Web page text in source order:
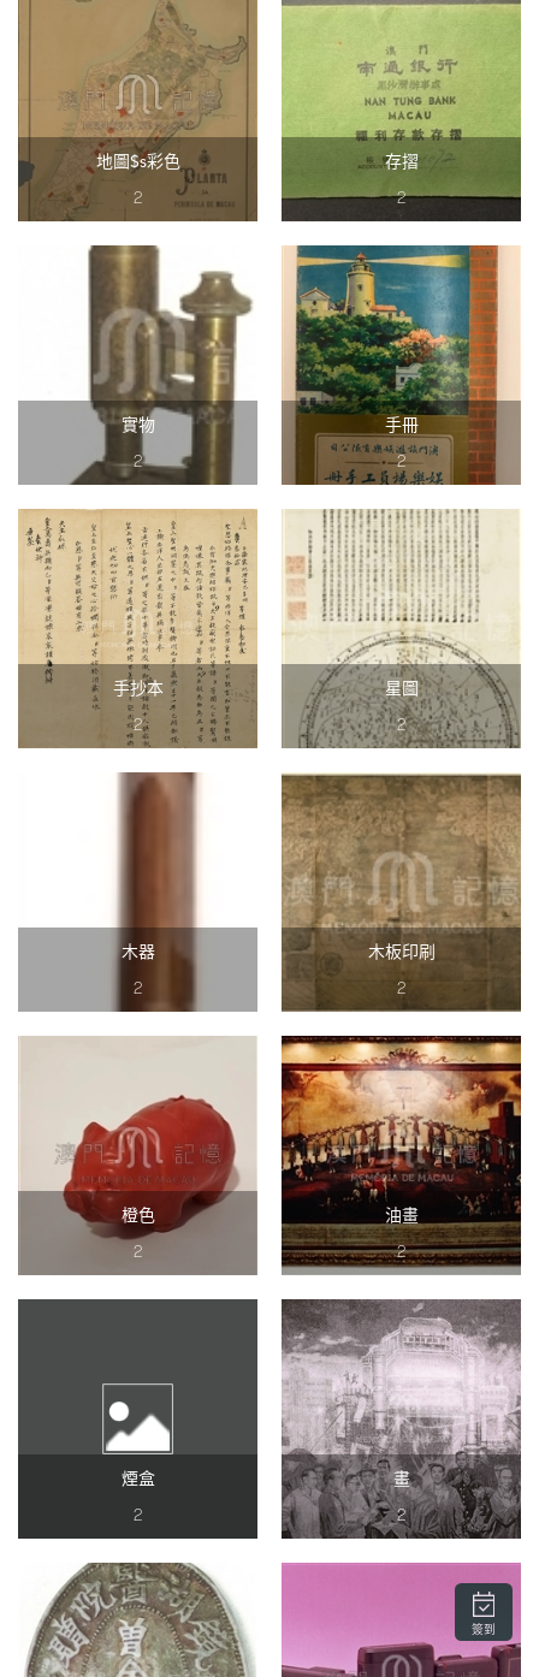
地圖$s彩色
2
存摺
2
實物
2
手冊
2
手抄本
2
星圖
2
木器
2
木板印刷
2
橙色
2
油畫
2
煙盒
2
畫
2
簽到